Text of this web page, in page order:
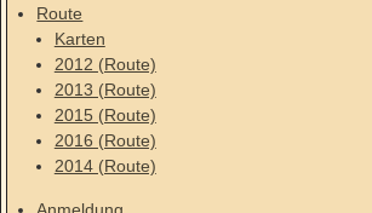
Route
Karten
2012 (Route)
2013 (Route)
2015 (Route)
2016 (Route)
2014 (Route)
Anmeldung